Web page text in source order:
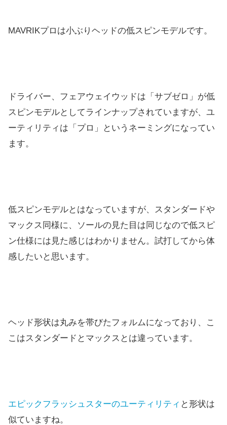
MAVRIKプロは小ぶりヘッドの低スピンモデルです。
ドライバー、フェアウェイウッドは「サブゼロ」が低
スピンモデルとしてラインナップされていますが、ユ
ーティリティは「プロ」というネーミングになってい
ます。
低スピンモデルとはなっていますが、スタンダードや
マックス同様に、ソールの見た目は同じなので低スピ
ン仕様には見た感じはわかりません。試打してから体
感したいと思います。
ヘッド形状は丸みを帯びたフォルムになっており、こ
こはスタンダードとマックスとは違っています。
エピックフラッシュスターのユーティリティ と形状は
似ていますね。